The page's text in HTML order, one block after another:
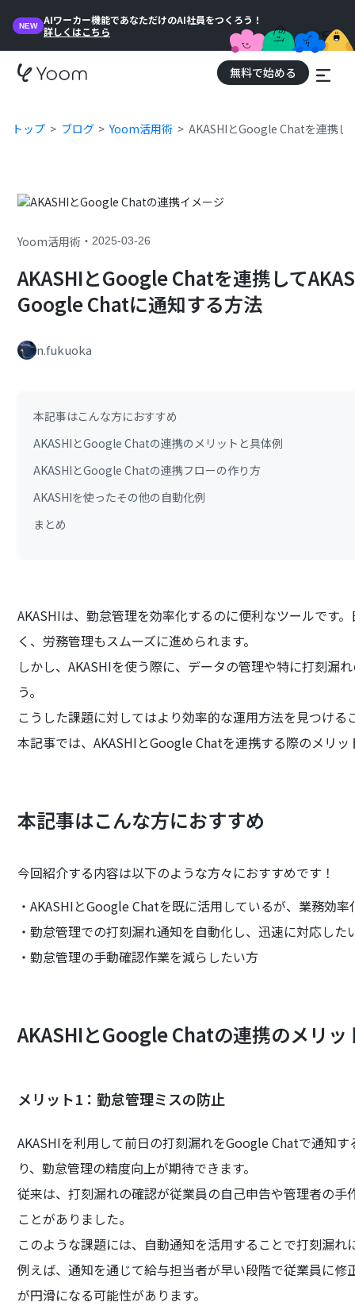
NEW
AIワーカー機能であなただけのAI社員をつくろう！
詳しくはこちら
無料で始める
トップ ブログ Yoom活用術 AKASHIとGoogle Chatを連携し
Yoom活用術 ・2025-03-26
AKASHIとGoogle Chatを連携して
Google Chatに通知する方法
n.fukuoka
本記事はこんな方におすすめ
AKASHIとGoogle Chatの連携のメリットと具体例
AKASHIとGoogle Chatの連携フローの作り方
AKASHIを使ったその他の自動化例
まとめ
AKASHIは、勤怠管理を効率化するのに便利なツールです
く、労務管理もスムーズに進められます。
しかし、AKASHIを使う際に、データの管理や特に打刻漏
う。
こうした課題に対してはより効率的な運用方法を見つけ
本記事では、AKASHIとGoogle Chatを連携する際のメリ
本記事はこんな方におすすめ
今回紹介する内容は以下のような方々におすすめです！
・AKASHIとGoogle Chatを既に活用しているが、業務効
・勤怠管理での打刻漏れ通知を自動化し、迅速に対応した
・勤怠管理の手動確認作業を減らしたい方
AKASHIとGoogle Chatの連携のメリッ
メリット1：勤怠管理ミスの防止
AKASHIを利用して前日の打刻漏れをGoogle Chatで通知
り、勤怠管理の精度向上が期待できます。
従来は、打刻漏れの確認が従業員の自己申告や管理者の
ことがありました。
このような課題には、自動通知を活用することで打刻漏
例えば、通知を通じて給与担当者が早い段階で従業員に
が円滑になる可能性があります。